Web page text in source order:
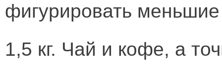
фигурировать
1,5 кг. Чай и кофе, а